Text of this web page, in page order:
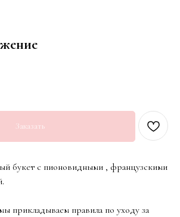
Заказать
букет с пионовидными , французскими
прикладываем правила по уходу за